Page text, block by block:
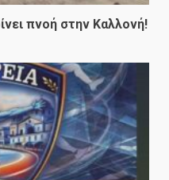
πνοή στην Καλλονή!